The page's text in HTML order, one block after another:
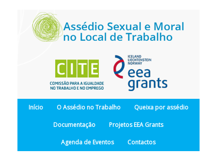
Início O Assédio no Trabalho Queixa por assédio
Documentação Projetos EEA Grants
Agenda de Eventos Contactos